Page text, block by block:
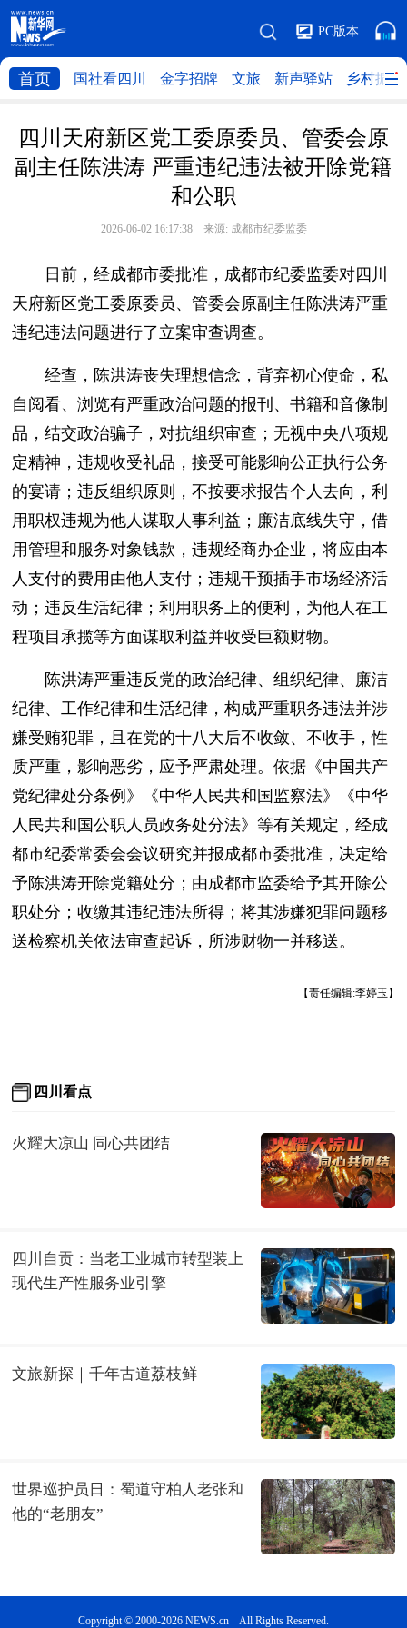
PC版本
首页 国社看四川 金字招牌 文旅 新声驿站 乡村振兴
四川天府新区党工委原委员、管委会原
副主任陈洪涛 严重违纪违法被开除党籍
和公职
2026-06-02 16:17:38 来源: 成都市纪委监委
日前，经成都市委批准，成都市纪委监委对四川
天府新区党工委原委员、管委会原副主任陈洪涛严重
违纪违法问题进行了立案审查调查。
经查，陈洪涛丧失理想信念，背弃初心使命，私
自阅看、浏览有严重政治问题的报刊、书籍和音像制
品，结交政治骗子，对抗组织审查；无视中央八项规
定精神，违规收受礼品，接受可能影响公正执行公务
的宴请；违反组织原则，不按要求报告个人去向，利
用职权违规为他人谋取人事利益；廉洁底线失守，借
用管理和服务对象钱款，违规经商办企业，将应由本
人支付的费用由他人支付；违规干预插手市场经济活
动；违反生活纪律；利用职务上的便利，为他人在工
程项目承揽等方面谋取利益并收受巨额财物。
陈洪涛严重违反党的政治纪律、组织纪律、廉洁
纪律、工作纪律和生活纪律，构成严重职务违法并涉
嫌受贿犯罪，且在党的十八大后不收敛、不收手，性
质严重，影响恶劣，应予严肃处理。依据《中国共产
党纪律处分条例》《中华人民共和国监察法》《中华
人民共和国公职人员政务处分法》等有关规定，经成
都市纪委常委会会议研究并报成都市委批准，决定给
予陈洪涛开除党籍处分；由成都市监委给予其开除公
职处分；收缴其违纪违法所得；将其涉嫌犯罪问题移
送检察机关依法审查起诉，所涉财物一并移送。
【责任编辑:李婷玉】
Copyright © 2000-2026 NEWS.cn All Rights Reserved.